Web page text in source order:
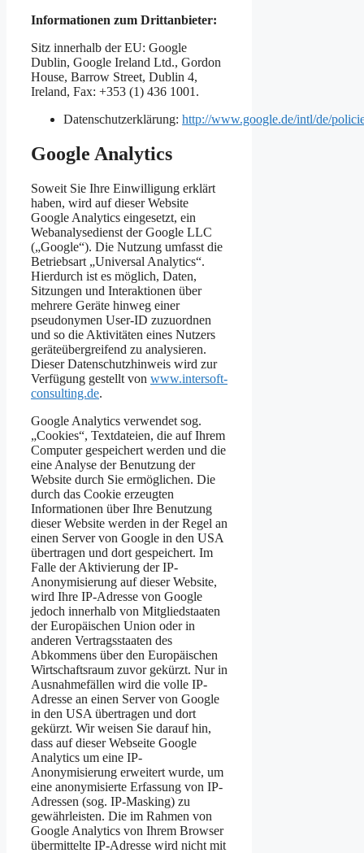
Informationen zum Drittanbieter:
Sitz innerhalb der EU: Google
Dublin, Google Ireland Ltd., Gordon
House, Barrow Street, Dublin 4,
Ireland, Fax: +353 (1) 436 1001.
Datenschutzerklärung: http://www.google.de/intl/de/
Google Analytics
Soweit Sie Ihre Einwilligung erklärt
haben, wird auf dieser Website
Google Analytics eingesetzt, ein
Webanalysedienst der Google LLC
(„Google“). Die Nutzung umfasst die
Betriebsart „Universal Analytics“.
Hierdurch ist es möglich, Daten,
Sitzungen und Interaktionen über
mehrere Geräte hinweg einer
pseudonymen User-ID zuzuordnen
und so die Aktivitäten eines Nutzers
geräteübergreifend zu analysieren.
Dieser Datenschutzhinweis wird zur
Verfügung gestellt von www.intersoft-
consulting.de.
Google Analytics verwendet sog.
„Cookies“, Textdateien, die auf Ihrem
Computer gespeichert werden und die
eine Analyse der Benutzung der
Website durch Sie ermöglichen. Die
durch das Cookie erzeugten
Informationen über Ihre Benutzung
dieser Website werden in der Regel an
einen Server von Google in den USA
übertragen und dort gespeichert. Im
Falle der Aktivierung der IP-
Anonymisierung auf dieser Website,
wird Ihre IP-Adresse von Google
jedoch innerhalb von Mitgliedstaaten
der Europäischen Union oder in
anderen Vertragsstaaten des
Abkommens über den Europäischen
Wirtschaftsraum zuvor gekürzt. Nur in
Ausnahmefällen wird die volle IP-
Adresse an einen Server von Google
in den USA übertragen und dort
gekürzt. Wir weisen Sie darauf hin,
dass auf dieser Webseite Google
Analytics um eine IP-
Anonymisierung erweitert wurde, um
eine anonymisierte Erfassung von IP-
Adressen (sog. IP-Masking) zu
gewährleisten. Die im Rahmen von
Google Analytics von Ihrem Browser
übermittelte IP-Adresse wird nicht mit